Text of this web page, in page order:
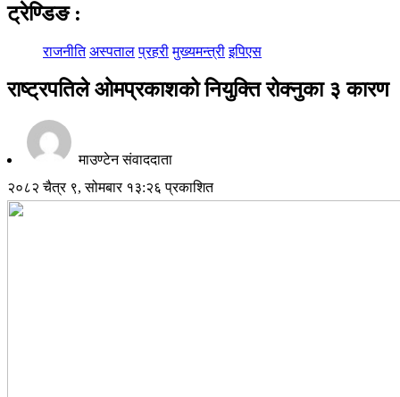
ट्रेण्डिङ :
राजनीति अस्पताल प्रहरी मुख्यमन्त्री इपिएस
राष्ट्रपतिले ओमप्रकाशको नियुक्ति रोक्नुका ३ कारण
माउण्टेन संवाददाता
२०८२ चैत्र ९, सोमबार १३:२६ प्रकाशित